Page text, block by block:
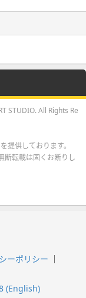
STUDIO. All Rights Re
提供しております。
断転載は固くお断りし
ーポリシー
(English)